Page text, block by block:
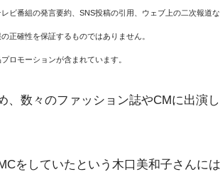
ビ番組の発言要約、SNS投稿の引用、ウェブ上の二次報道
正確性を保証するものではありません。
ロモーションが含まれています。
、数々のファッション誌やCMに出演
をしていたという木口美和子さんに